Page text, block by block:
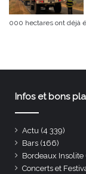
000 hectares ont déjà
Infos et bons
Actu (4 339)
Bars (166)
Bordeaux Insolite
Concerts et